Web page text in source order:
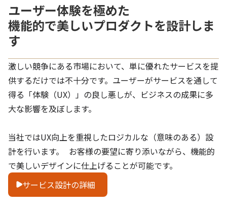
ユーザー体験を極めた
機能的で 美しいプロ ダクトを設計しま
す
激しい競争にある市場において、単に優れたサービスを提
供するだけでは不十分です。ユーザーがサービスを通して
得る「体験（UX）」の良し悪しが、ビジネスの成果に多
大な影響を及ぼします。
当社ではUX向上を重視したロジカルな（意味のある）設
計を行います。 お客様の要望に寄り添いながら、機能的
で美しいデザインに仕上げることが可能です。
サービス設計の詳細